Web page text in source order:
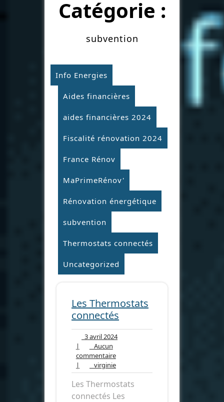
Catégorie :
subvention
Info Energies
Aides financières
aides financières 2024
Fiscalité rénovation 2024
France Rénov
MaPrimeRénov'
Rénovation énergétique
subvention
Thermostats connectés
Uncategorized
Les Thermostats
connectés
3 avril 20243
|
Aucun
commentaireAucun
commentaire
| virginievirginie
Les Thermostats
connectés Les